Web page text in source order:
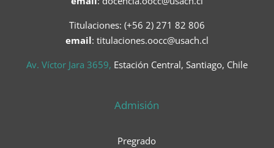
Titulaciones: (+56 2) 271 82 806
email: titulaciones.oocc@usach.cl
Av. Víctor Jara 3659, Estación Central, Santiago, Chile
Admisión
Pregrado